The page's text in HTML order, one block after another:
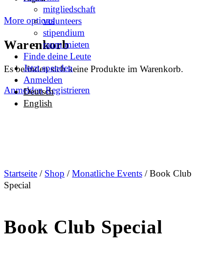
More options
Warenkorb
Es befinden sich keine Produkte im Warenkorb.
Anmelden Registrieren
mitgliedschaft
volunteers
stipendium
raum mieten
Finde deine Leute
Jetzt spenden
Anmelden
Deutsch
English
Startseite / Shop /Monatliche Events/ Book Club
Special
Book Club Special